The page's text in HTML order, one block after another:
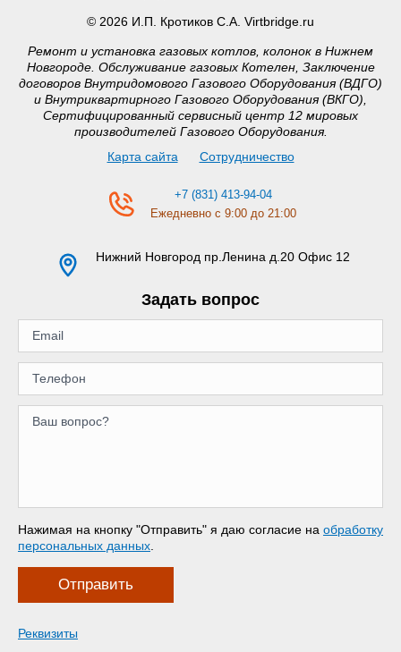
© 2026 И.П. Кротиков С.А. Virtbridge.ru
Ремонт и установка газовых котлов, колонок в Нижнем
Новгороде. Обслуживание газовых Котелен, Заключение
договоров Внутридомового Газового Оборудования (ВДГО)
и Внутриквартирного Газового Оборудования (ВКГО),
Сертифицированный сервисный центр 12 мировых
производителей Газового Оборудования.
Карта сайта
Сотрудничество
+7 (831) 413-94-04
Ежедневно с 9:00 до 21:00
Нижний Новгород пр.Ленина д.20 Офис 12
Задать вопрос
Нажимая на кнопку "Отправить" я даю согласие на обработку
персональных данных
Отправить
Реквизиты